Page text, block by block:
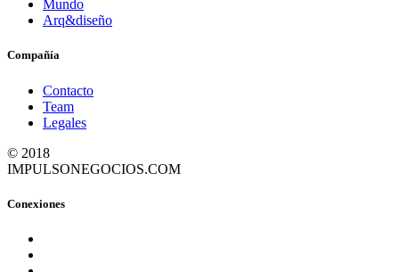
Mundo
Arq&diseño
Compañía
Contacto
Team
Legales
© 2018
IMPULSONEGOCIOS.COM
Conexiones